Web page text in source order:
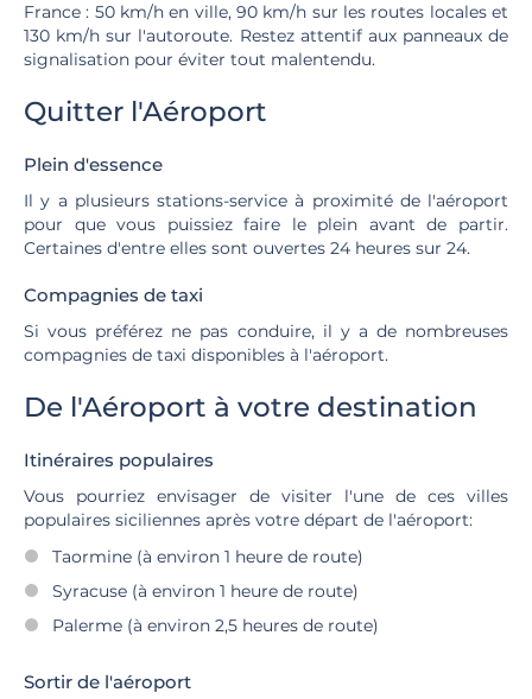
France : 50 km/h en ville, 90 km/h sur les routes locales et
130 km/h sur l'autoroute. Restez attentif aux panneaux de
signalisation pour éviter tout malentendu.
Quitter l'Aéroport
Plein d'essence
Il y a plusieurs stations-service à proximité de l'aéroport
pour que vous puissiez faire le plein avant de partir.
Certaines d'entre elles sont ouvertes 24 heures sur 24.
Compagnies de taxi
Si vous préférez ne pas conduire, il y a de nombreuses
compagnies de taxi disponibles à l'aéroport.
De l'Aéroport à votre destination
Itinéraires populaires
Vous pourriez envisager de visiter l'une de ces villes
populaires siciliennes après votre départ de l'aéroport:
Taormine (à environ 1 heure de route)
Syracuse (à environ 1 heure de route)
Palerme (à environ 2,5 heures de route)
Sortir de l'aéroport